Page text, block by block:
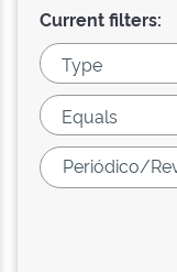
Current filters: